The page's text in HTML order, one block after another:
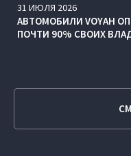
31 ИЮЛЯ 2026
АВТОМОБИЛИ VOYAH
ПОЧТИ 90% СВОИХ